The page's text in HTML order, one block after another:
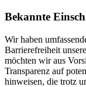
Bekannte
Wir haben
Barrierefreiheit
möchten wir aus
Transparenz auf
hinweisen, die trotz